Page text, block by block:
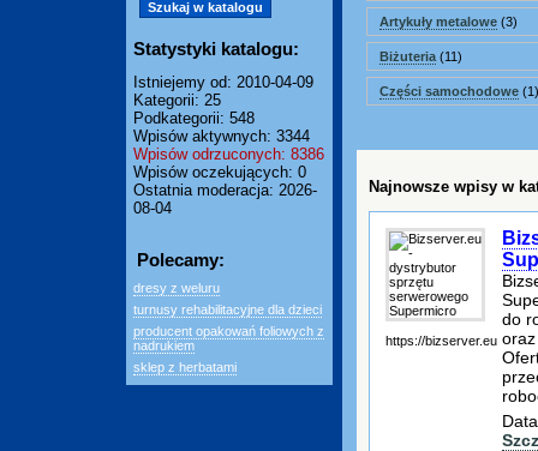
Statystyki katalogu:
Istniejemy od: 2010-04-09
Kategorii: 25
Podkategorii: 548
Wpisów aktywnych: 3344
Wpisów odrzuconych: 8386
Wpisów oczekujących: 0
Ostatnia moderacja: 2026-
08-04
Polecamy:
dresy z weluru
turnusy rehabilitacyjne dla dzieci
producent opakowań foliowych z
nadrukiem
sklep z herbatami
Artykuły metalowe (3)
Biżuteria (11)
Części samochodowe (1)
Najnowsze wpisy w
https://bizserver.eu
do